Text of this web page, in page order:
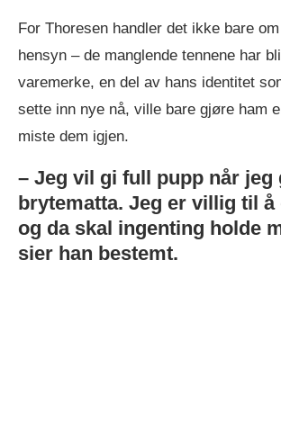
For Thoresen handler det ikke bare
hensyn – de manglende tennene har
varemerke, en del av hans identitet
sette inn nye nå, ville bare gjøre ham
miste dem igjen.
– Jeg vil gi full pupp når jeg
brytematta. Jeg er villig til å
og da skal ingenting holde
sier han bestemt.